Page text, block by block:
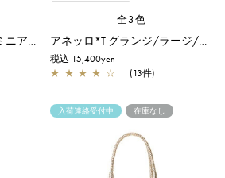
全3色
税込 15,400yen
★ ★ ★ ★ ☆ (13件)
入荷連絡受付中 在庫なし